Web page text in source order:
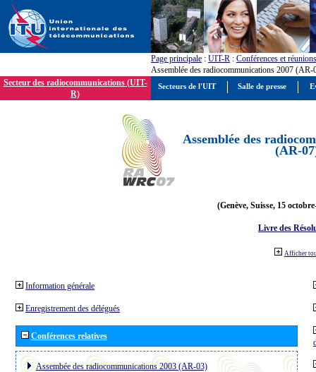
Page principale : UIT-R : Conférences et réunions
Assemblée des radiocommunications 2007 (AR-
Secteur des radiocommunications (UIT-
R)
Assemblée des
(AR-
(Genève, Suisse, 15
Livre des
Afficher
Information générale
Enregistrement des délégués
Conférences relatives
Assembée des radiocommunications 2003 (AR-03)
Secteurs de l'UIT Salle de presse